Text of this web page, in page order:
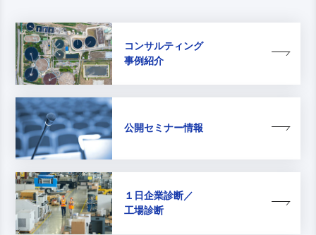
コンサルティング
事例紹介
公開セミナー情報
１日企業診断／
工場診断